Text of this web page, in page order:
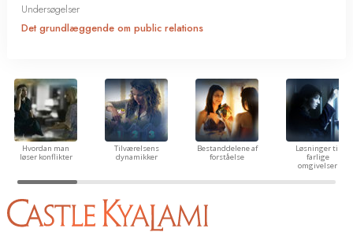
Undersøgelser
Det grundlæggende om public relations
Hvordan man
løser konflikter
Tilværelsens
dynamikker
Bestanddelene af
forståelse
Løsninger til
farlige
omgivelser